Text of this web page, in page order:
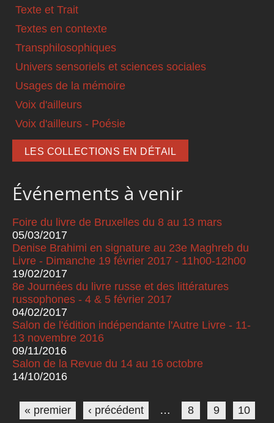
Texte et Trait
Textes en contexte
Transphilosophiques
Univers sensoriels et sciences sociales
Usages de la mémoire
Voix d'ailleurs
Voix d'ailleurs - Poésie
LES COLLECTIONS EN DÉTAIL
Événements à venir
Foire du livre de Bruxelles du 8 au 13 mars
05/03/2017
Denise Brahimi en signature au 23e Maghreb du
Livre - Dimanche 19 février 2017 - 11h00-12h00
19/02/2017
8e Journées du livre russe et des littératures
russophones - 4 & 5 février 2017
04/02/2017
Salon de l'édition indépendante l'Autre Livre - 11-
13 novembre 2016
09/11/2016
Salon de la Revue du 14 au 16 octobre
14/10/2016
Pages
« premier ‹ précédent … 8 9 10